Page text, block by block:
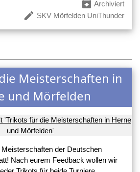
archive Archiviert
create SKV Mörfelden UniThunder
Meisterschaften in
und Mörfelden
Meisterschaften der Deutschen
Nach eurem Feedback wollen wir